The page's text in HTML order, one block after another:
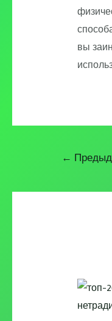
вы
Навигация
записям
←